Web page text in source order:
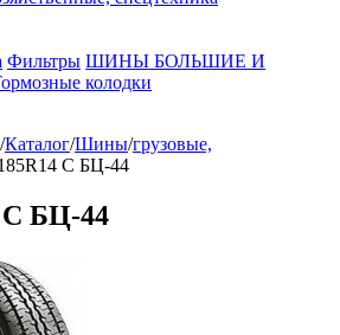
Фильтры ШИНЫ БОЛЬШИЕ И
колодки
/Каталог/Шины/грузовые,
C БЦ-44
БЦ-44